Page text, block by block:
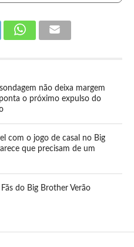
não deixa margem
o próximo expulso do
com o jogo de casal no Big
que precisam de um
Fãs do Big Brother Verão